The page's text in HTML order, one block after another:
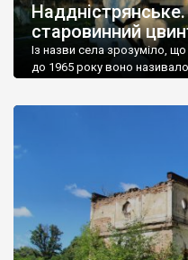
старовинний
Із назви села зрозуміло,
до 1965 року воно
Наддністрянське
сіл. У селі є мурована